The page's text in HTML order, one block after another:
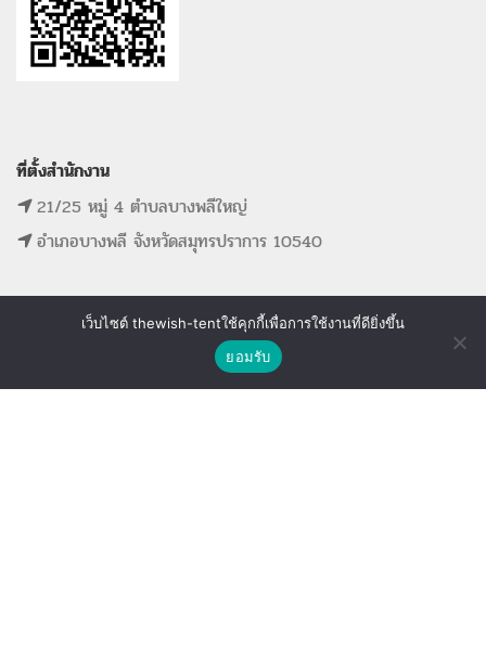
ที่ตั้งสำนักงาน
21/25 หมู่ 4 ตำบลบางพลีใหญ่
อำเภอบางพลี จังหวัดสมุทรปราการ 10540
หน้าแรก
SUPPORT LINK
ดูรายการที่ขอใบเสนอราคา
เว็บไซต์ thewish-tentใช้คุกกี้เพื่อการใช้งานที่ดียิ่งขึ้น
ยอมรับ
ติดต่อเรา